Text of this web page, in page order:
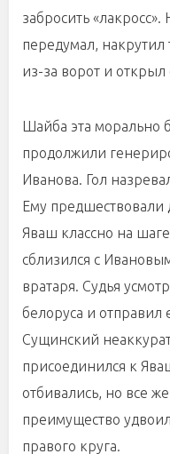
забросить
передумал, накрутил
из-за ворот и открыл
Шайба эта морально
продолжили
Иванова. Гол
Ему предшествовали
Яваш классно на
сблизился с
вратаря. Судья
белоруса и отправил
Сущинский
присоединился к
отбивались, но все
преимущество
правого круга.